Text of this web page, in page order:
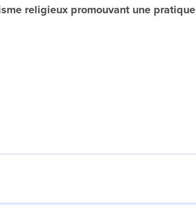
religieux promouvant une pratique